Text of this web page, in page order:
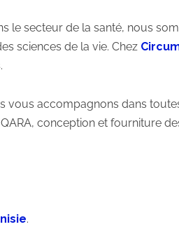
le secteur de la santé, nous
sciences de la vie. Chez
vous accompagnons dans
conception et fourniture
.